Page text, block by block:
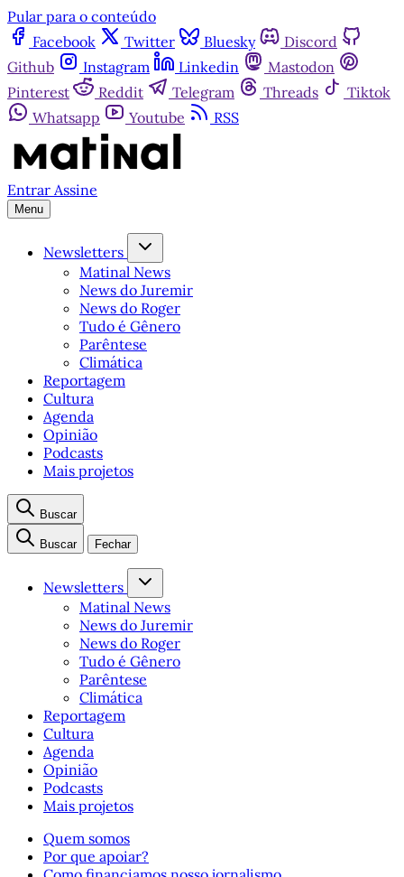
Pular para o conteúdo
Facebook
Twitter Bluesky
Discord
Github
Instagram Linkedin
Mastodon
Pinterest
Reddit Telegram Threads
Tiktok
Whatsapp
Youtube RSS
Entrar Assine
Menu
Newsletters
Matinal News
News do Juremir
News do Roger
Tudo é Gênero
Parêntese
Climática
Reportagem
Cultura
Agenda
Opinião
Podcasts
Mais projetos
Buscar
Buscar Fechar
Newsletters
Matinal News
News do Juremir
News do Roger
Tudo é Gênero
Parêntese
Climática
Reportagem
Cultura
Agenda
Opinião
Podcasts
Mais projetos
Quem somos
Por que apoiar?